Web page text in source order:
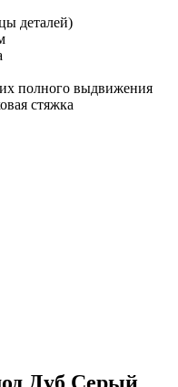
деталей)
полного выдвижения
стяжка
Дуб Серый